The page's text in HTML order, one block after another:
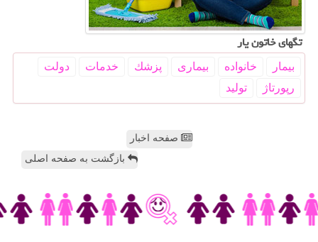
تگهای خاتون یار
بیمار خانواده بیماری پزشك خدمات
دولت
رپورتاژ
تولید
صفحه اخبار
بازگشت به صفحه اصلی